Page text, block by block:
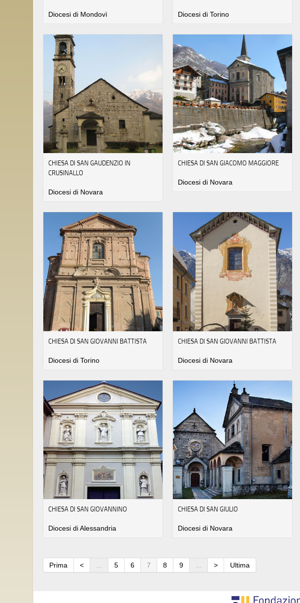
Diocesi di Mondovì Diocesi di Torino
CHIESA DI SAN GAUDENZIO IN
CRUSINALLO
Diocesi di Novara
CHIESA DI SAN GIACOMO MAGGIORE
Diocesi di Novara
CHIESA DI SAN GIOVANNI BATTISTA
Diocesi di Torino
CHIESA DI SAN GIOVANNI BATTISTA
Diocesi di Novara
CHIESA DI SAN GIOVANNINO
Diocesi di Alessandria
CHIESA DI SAN GIULIO
Diocesi di Novara
Prima < ... 5 6 7 8 9 ... > Ultima